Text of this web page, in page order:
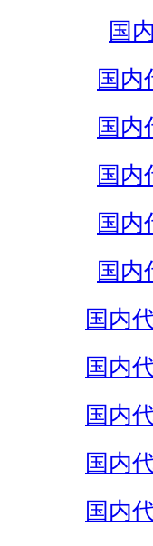
国
国内
国内
国内
国内
国内
国内
国内
国内
国内
国内